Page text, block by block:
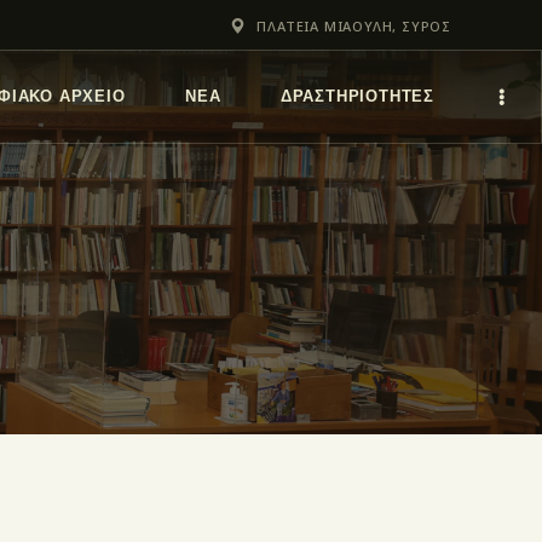
ΠΛΑΤΕΙΑ ΜΙΑΟΥΛΗ, ΣΥΡΟΣ
ΑΡΧΕΊΟ ΝΕΑ ΔΡΑΣΤΗΡΙΟΤΗΤΕΣ